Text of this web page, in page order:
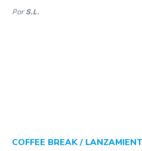
Por S.L.
COFFEE BREAK /